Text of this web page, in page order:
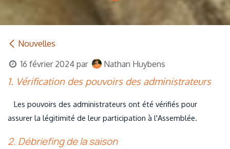
Nouvelles
16 février 2024 par Nathan Huybens
1. Vérification des pouvoirs des administrateurs
Les pouvoirs des administrateurs ont été vérifiés pour
assurer la légitimité de leur participation à l'Assemblée.
2. Débriefing de la saison